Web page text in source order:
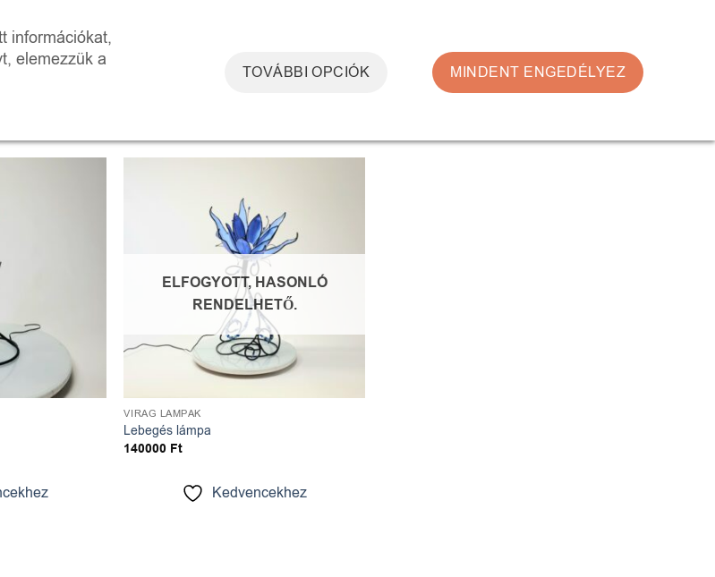
információkat,
elemezzük a
TOVÁBBI OPCIÓK MINDENT ENGEDÉLYEZ
WORKSHOPOK
ELFOGYOTT, HASONLÓ
RENDELHETŐ.
VIRÁG LÁMPÁK
Lebegés lámpa
140000 Ft
Kedvencekhez